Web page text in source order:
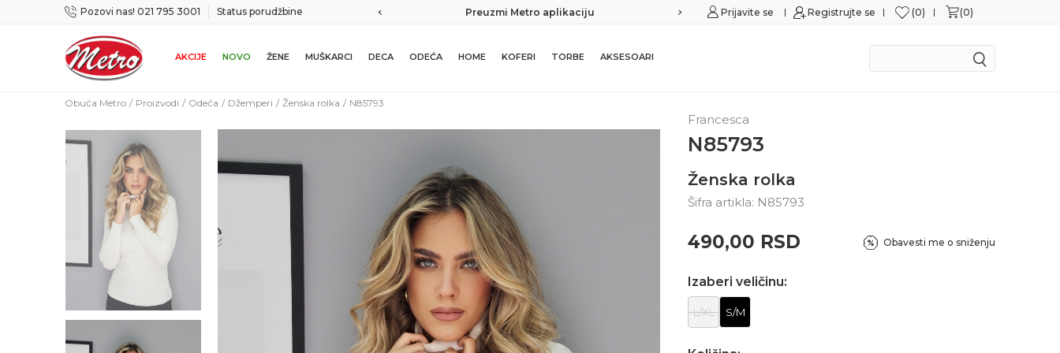
Pozovi nas! 021 795 3001 Status porudžbine
Mogućnost zamene u roku od 14 dana Preuzmi Metro aplikaciju Sigurno plaćanje platnim karticama
Prijavite se Registrujte se 0 0
AKCIJE NOVO ŽENE MUŠKARCI DECA ODEĆA HOME KOFERI TORBE AKSESOARI
Obuća Metro Proizvodi Odeća Džemperi Ženska rolka N85793
Francesca
N85793
Ženska rolka
Šifra artikla: N85793
490,00 RSD Obavesti me o sniženju
Izaberi veličinu:
L/XL S/M